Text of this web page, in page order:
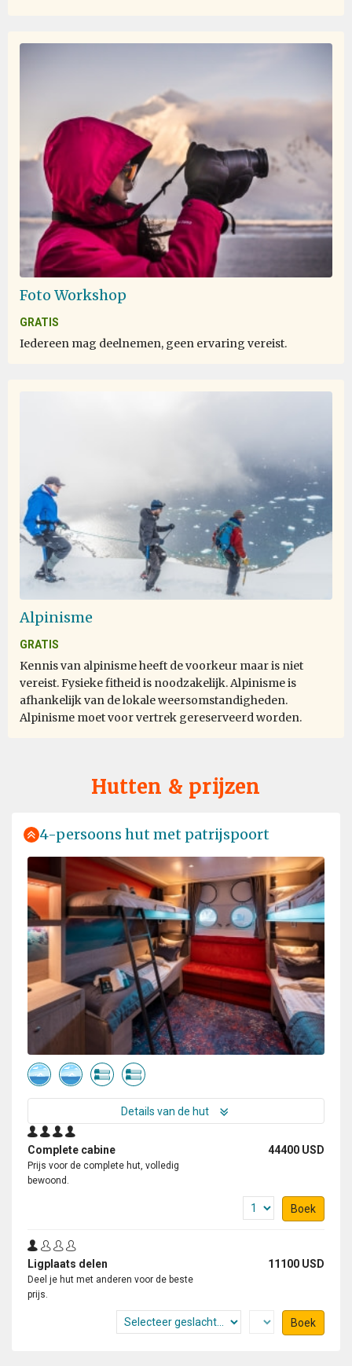
Foto Workshop
GRATIS
Iedereen mag deelnemen, geen ervaring vereist.
Alpinisme
GRATIS
Kennis van alpinisme heeft de voorkeur maar is niet
vereist. Fysieke fitheid is noodzakelijk. Alpinisme is
afhankelijk van de lokale weersomstandigheden.
Alpinisme moet voor vertrek gereserveerd worden.
Hutten & prijzen
4-persoons hut met patrijspoort
Details van de hut
Complete cabine 44400 USD
Prijs voor de complete hut, volledig
bewoond.
Boek
Ligplaats delen 11100 USD
Deel je hut met anderen voor de beste
prijs.
Boek